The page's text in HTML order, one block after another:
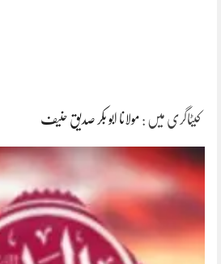
کیٹاگری میں : مولانا ابو بکر صدیق حنیف